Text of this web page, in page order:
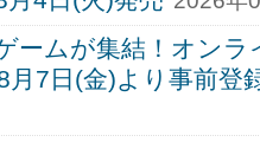
ームが集結！オンラ
7日(金)より事前登